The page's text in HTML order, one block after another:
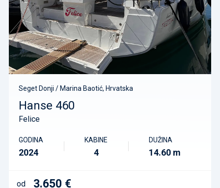
Seget Donji / Marina Baotić, Hrvatska
Hanse 460
Felice
GODINA
2024
KABINE
4
DUŽINA
14.60 m
od 3.650 €